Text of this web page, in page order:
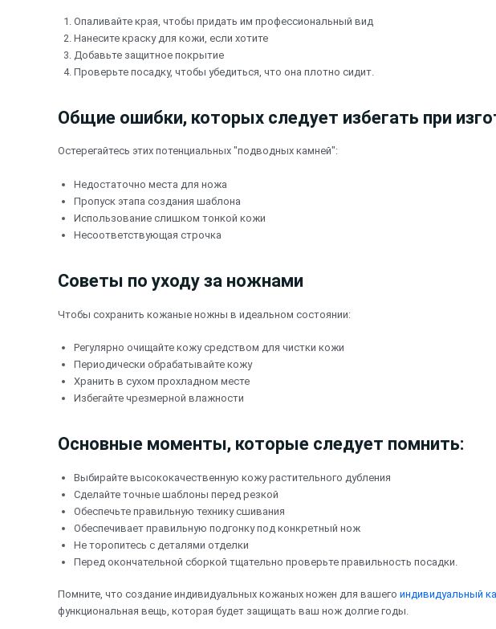
Опаливайте края, чтобы придать им профессиональный вид
Нанесите краску для кожи, если хотите
Добавьте защитное покрытие
Проверьте посадку, чтобы убедиться, что она плотно сидит.
Общие ошибки, которых следует избегать при
Остерегайтесь этих потенциальных "подводных камней":
Недостаточно места для ножа
Пропуск этапа создания шаблона
Использование слишком тонкой кожи
Несоответствующая строчка
Советы по уходу за ножнами
Чтобы сохранить кожаные ножны в идеальном состоянии:
Регулярно очищайте кожу средством для чистки кожи
Периодически обрабатывайте кожу
Хранить в сухом прохладном месте
Избегайте чрезмерной влажности
Основные моменты, которые следует помнить:
Выбирайте высококачественную кожу растительного дубления
Сделайте точные шаблоны перед резкой
Обеспечьте правильную технику сшивания
Обеспечивает правильную подгонку под конкретный нож
Не торопитесь с деталями отделки
Перед окончательной сборкой тщательно проверьте правильность посадки.
Помните, что создание индивидуальных кожаных ножен для вашего индивидуальный
функциональная вещь, которая будет защищать ваш нож долгие годы.